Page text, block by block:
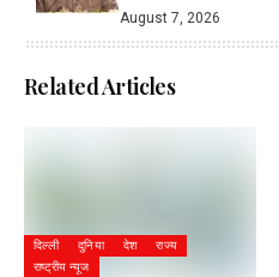
August 7, 2026
Related Articles
दिल्ली दुनिया देश
राज्य
राष्ट्रीय न्यूज